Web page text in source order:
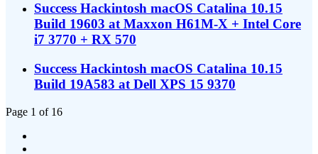
Success Hackintosh macOS Catalina 10.15
Build 19603 at Maxxon H61M-X + Intel Core
i7 3770 + RX 570
Success Hackintosh macOS Catalina 10.15
Build 19A583 at Dell XPS 15 9370
Page 1 of 16